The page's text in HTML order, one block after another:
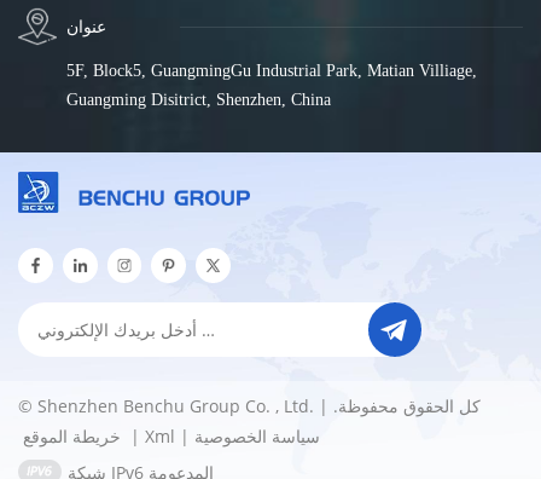
عنوان
5F, Block5, GuangmingGu Industrial Park, Matian Villiage,
Guangming Disitrict, Shenzhen, China
© Shenzhen Benchu Group Co. , Ltd. كل الحقوق محفوظة. |
| Xml | سياسة الخصوصية
شبكة IPv6 المدعومة